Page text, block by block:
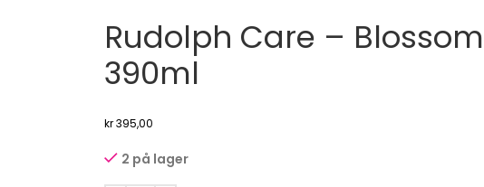
Rudolph Care –
390ml
kr395,00
2 på lager